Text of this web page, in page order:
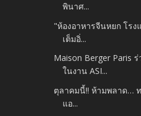
พินาศ...
"ห้องอาหารจีนหยก โรง
เต็มอิ่...
Maison Berger Paris
ในงาน ASI...
ตุลาคมนี้!! ห้ามพลาด…
แอ...